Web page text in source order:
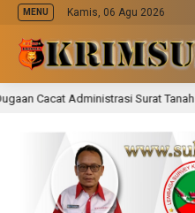
MENU Kamis, 06 Agu 2026
Administrasi Surat Tanah Parit 19